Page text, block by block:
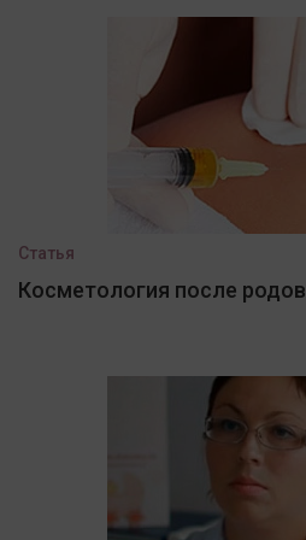
Статья
Косметология после родов